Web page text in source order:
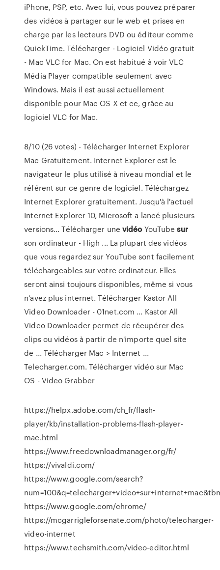
iPhone, PSP, etc. Avec lui, vous pouvez préparer
des vidéos à partager sur le web et prises en
charge par les lecteurs DVD ou éditeur comme
QuickTime. Télécharger - Logiciel Vidéo gratuit
- Mac VLC for Mac. On est habitué à voir VLC
Média Player compatible seulement avec
Windows. Mais il est aussi actuellement
disponible pour Mac OS X et ce, grâce au
logiciel VLC for Mac.
8/10 (26 votes) - Télécharger Internet Explorer
Mac Gratuitement. Internet Explorer est le
navigateur le plus utilisé à niveau mondial et le
référent sur ce genre de logiciel. Téléchargez
Internet Explorer gratuitement. Jusqu'à l'actuel
Internet Explorer 10, Microsoft a lancé plusieurs
versions... Télécharger unevidéoYouTubesur
son ordinateur - High ... La plupart des vidéos
que vous regardez sur YouTube sont facilement
téléchargeables sur votre ordinateur. Elles
seront ainsi toujours disponibles, même si vous
n’avez plus internet. Télécharger Kastor All
Video Downloader - 01net.com ... Kastor All
Video Downloader permet de récupérer des
clips ou vidéos à partir de n'importe quel site
de ... Télécharger Mac > Internet ...
Telecharger.com. Télécharger vidéo sur Mac
OS - Video Grabber
https://helpx.adobe.com/ch_fr/flash-
player/kb/installation-problems-flash-player-
mac.html
https://www.freedownloadmanager.org/fr/
https://vivaldi.com/
https://www.google.com/search?
https://www.google.com/chrome/
https://mcgarrigleforsenate.com/photo/telecharger-
video-internet
https://www.techsmith.com/video-editor.html